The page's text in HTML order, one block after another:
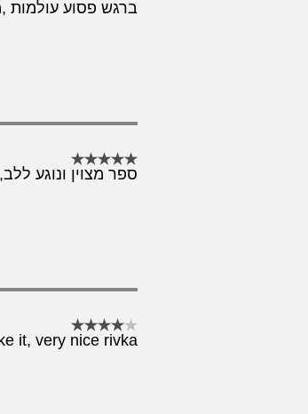
ברגש פסוע עולמות
ספר מצוין ונוגע
it, very nice rivka